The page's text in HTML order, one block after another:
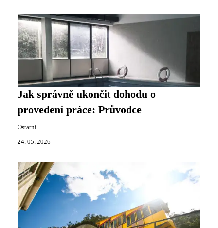
Jak správně ukončit dohodu o
provedení práce: Průvodce
Ostatní
24. 05. 2026